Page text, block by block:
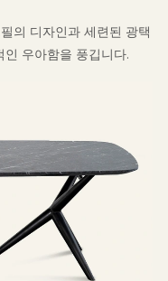
의 디자인과 세련된 광택
우아함을 풍깁니다.